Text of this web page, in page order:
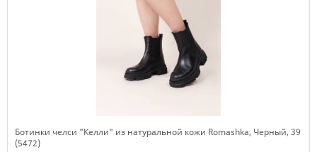
Ботинки челси "Келли" из натуральной кожи Romashka, Черный, 39
(5472)